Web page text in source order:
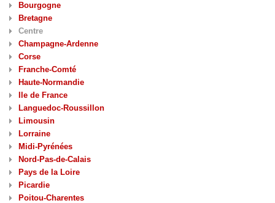
Bourgogne
Bretagne
Centre
Champagne-Ardenne
Corse
Franche-Comté
Haute-Normandie
Ile de France
Languedoc-Roussillon
Limousin
Lorraine
Midi-Pyrénées
Nord-Pas-de-Calais
Pays de la Loire
Picardie
Poitou-Charentes